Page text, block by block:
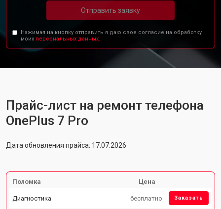
Отправить заявку
Нажимая на кнопку отправить я даю свое согласие на обработку
моих персональных данных.
Прайс-лист на ремонт телефона
OnePlus 7 Pro
Дата обновления прайса: 17.07.2026
Поломка Цена
Диагностика бесплатно Заказать